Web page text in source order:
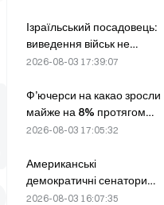
Ізраїльський посадовець:
виведення військ не
відбудеться, доки ХАМАС
2026-08-03 17:39:07
Ф’ючерси на какао зросли
майже на 8% протягом
дня в п’ятницю, що стало
учасників ринку
2026-08-03 17:05:32
Американські
демократичні сенатори
закликають CFTC
2026-08-03 16:07:35